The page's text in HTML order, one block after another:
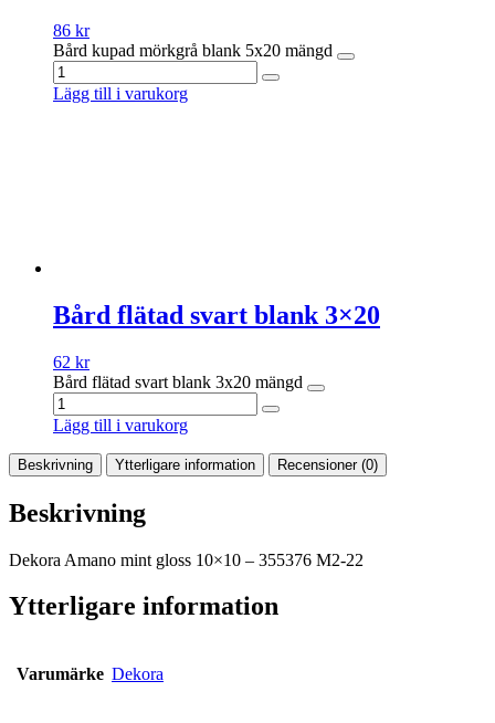
86 kr
Bård kupad mörkgrå blank 5x20 mängd
Lägg till i varukorg
Bård flätad svart blank 3×20
62 kr
Bård flätad svart blank 3x20 mängd
Lägg till i varukorg
Beskrivning Ytterligare information Recensioner (0)
Beskrivning
Dekora Amano mint gloss 10×10 – 355376 M2-22
Ytterligare information
Varumärke Dekora